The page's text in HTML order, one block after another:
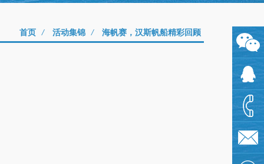
首页 / 活动集锦 / 海帆赛，汉斯帆船精彩回顾